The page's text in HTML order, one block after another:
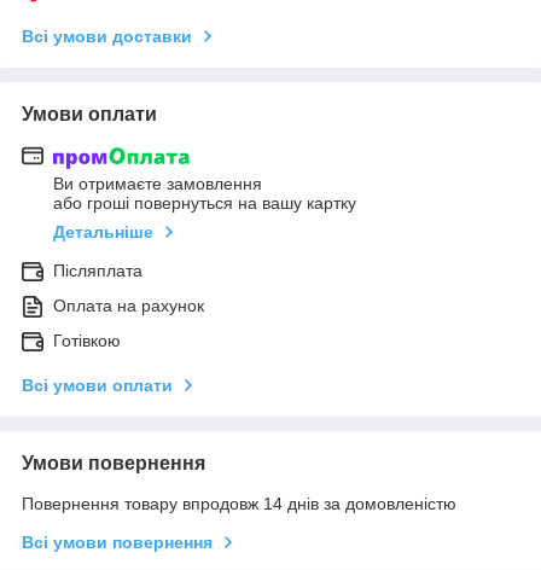
Всі умови доставки
Умови оплати
Ви отримаєте замовлення
або гроші повернуться на вашу картку
Детальніше
Післяплата
Оплата на рахунок
Готівкою
Всі умови оплати
Умови повернення
Повернення товару впродовж 14 днів за домовленістю
Всі умови повернення